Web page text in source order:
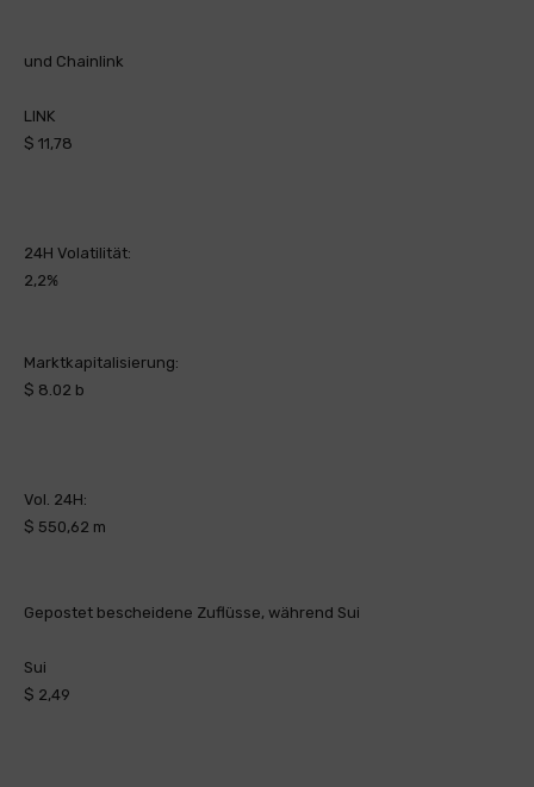
und Chainlink
LINK
$ 11,78
24H Volatilität:
2,2%
Marktkapitalisierung:
$ 8.02 b
Vol. 24H:
$ 550,62 m
Gepostet bescheidene Zuflüsse, während Sui
Sui
$ 2,49